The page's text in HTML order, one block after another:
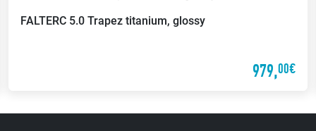
FALTERC 5.0 Trapez titanium, glossy
979,00€